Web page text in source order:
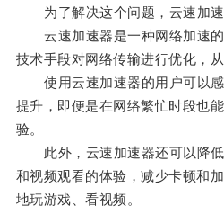
为了解决这个问题，云速加速
云速加速器是一种网络加速的
技术手段对网络传输进行优化，
使用云速加速器的用户可以感
提升，即便是在网络繁忙时段也
验。
此外，云速加速器还可以降低
和视频观看的体验，减少卡顿和
地玩游戏、看视频。